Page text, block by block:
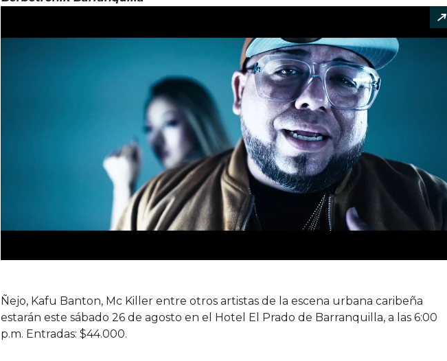
Ñejo, Kafu Banton, Mc Killer entre otros artistas de la escena urbana caribeña
estarán este sábado 26 de agosto en el Hotel El Prado de Barranquilla, a las 6:00
p.m. Entradas: $44.000.